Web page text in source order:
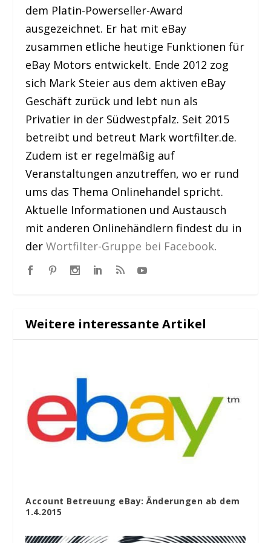
dem Platin-Powerseller-Award
ausgezeichnet. Er hat mit eBay
zusammen etliche heutige Funktionen für
eBay Motors entwickelt. Ende 2012 zog
sich Mark Steier aus dem aktiven eBay
Geschäft zurück und lebt nun als
Privatier in der Südwestpfalz. Seit 2015
betreibt und betreut Mark wortfilter.de.
Zudem ist er regelmäßig auf
Veranstaltungen anzutreffen, wo er rund
ums das Thema Onlinehandel spricht.
Aktuelle Informationen und Austausch
mit anderen Onlinehändlern findest du in
derWortfilter-Gruppe bei Facebook.
Weitere interessante Artikel
Account Betreuung eBay: Änderungen ab dem
1.4.2015